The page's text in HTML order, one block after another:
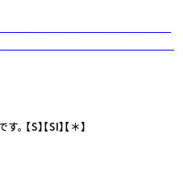
S】【SI】【＊】